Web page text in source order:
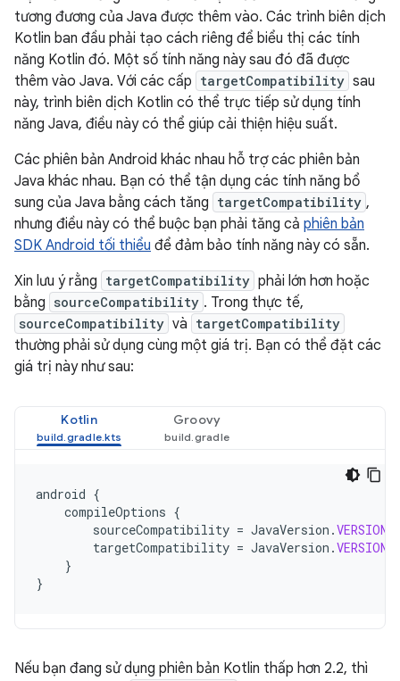
tương đương của Java được thêm vào. Các trình biên dịch
Kotlin ban đầu phải tạo cách riêng để biểu thị các tính
năng Kotlin đó. Một số tính năng này sau đó đã được
thêm vào Java. Với các cấp targetCompatibility sau
này, trình biên dịch Kotlin có thể trực tiếp sử dụng tính
năng Java, điều này có thể giúp cải thiện hiệu suất.
Các phiên bản Android khác nhau hỗ trợ các phiên bản
Java khác nhau. Bạn có thể tận dụng các tính năng bổ
sung của Java bằng cách tăng targetCompatibility ,
nhưng điều này có thể buộc bạn phải tăng cả phiên bản
SDK Android tối thiểu để đảm bảo tính năng này có sẵn.
Xin lưu ý rằng targetCompatibility phải lớn hơn hoặc
bằng sourceCompatibility . Trong thực tế,
sourceCompatibility và targetCompatibility
thường phải sử dụng cùng một giá trị. Bạn có thể đặt các
giá trị này như sau:
Kotlin Groovy
android {
compileOptions {
sourceCompatibility = JavaVersion .
targetCompatibility = JavaVersion .
}
}
Nếu bạn đang sử dụng phiên bản Kotlin thấp hơn 2.2, thì